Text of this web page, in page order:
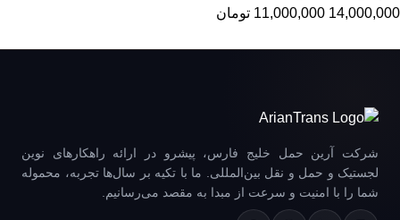
14,000,000
11,000,000 تومان
شرکت آرین حمل خلیج فارس، پیشرو در ارائه راهکارهای نوین
لجستیک و حمل و نقل بین‌المللی. ما با تکیه بر سال‌ها تجربه، محموله
شما را با امنیت و سرعت از مبدا به مقصد می‌رسانیم.